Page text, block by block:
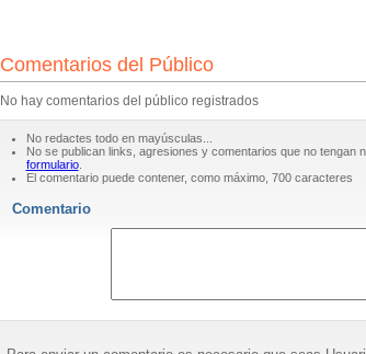
Comentarios del Público
No hay comentarios del público registrados
No redactes todo en mayúsculas...
No se publican links, agresiones y comentarios que no tengan
formulario.
El comentario puede contener, como máximo, 700 caracteres
Comentario